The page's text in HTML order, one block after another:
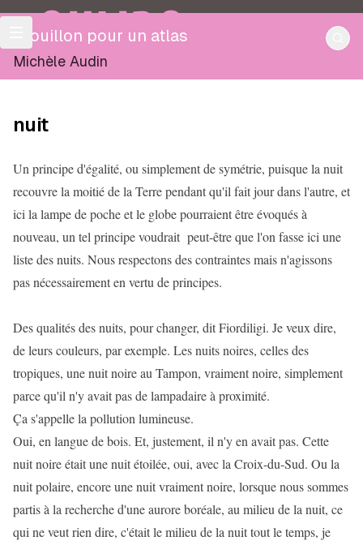
OULIPO
Brouillon pour un atlas
Michèle Audin
nuit
Un principe d'égalité, ou simplement de symétrie, puisque la nuit
recouvre la moitié de la Terre pendant qu'il fait jour dans l'autre, et
ici la lampe de poche et le globe pourraient être évoqués à
nouveau, un tel principe voudrait peut-être que l'on fasse ici une
liste des nuits. Nous respectons des contraintes mais n'agissons
pas nécessairement en vertu de principes.
Des qualités des nuits, pour changer, dit Fiordiligi. Je veux dire,
de leurs couleurs, par exemple. Les nuits noires, celles des
tropiques, une nuit noire au Tampon, vraiment noire, simplement
parce qu'il n'y avait pas de lampadaire à proximité.
Ça s'appelle la pollution lumineuse.
Oui, en langue de bois. Et, justement, il n'y en avait pas. Cette
nuit noire était une nuit étoilée, oui, avec la Croix-du-Sud. Ou la
nuit polaire, encore une nuit vraiment noire, lorsque nous sommes
partis à la recherche d'une aurore boréale, au milieu de la nuit, ce
qui ne veut rien dire, c'était le milieu de la nuit tout le temps, je